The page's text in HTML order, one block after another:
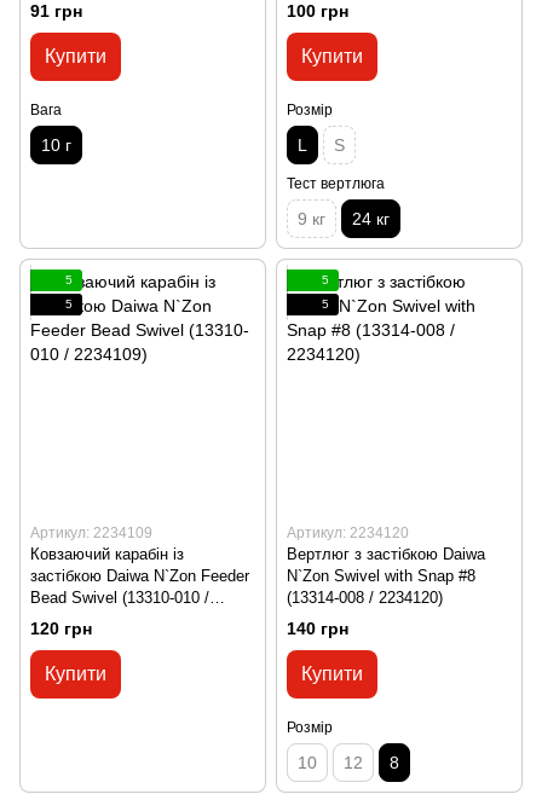
91 грн
Купити
Вага
10 г
100 грн
Купити
Розмір
L S
Тест вертлюга
9 кг 24 кг
5
5
Артикул: 2234109
Ковзаючий карабін із
застібкою Daiwa N`Zon Feeder
Bead Swivel (13310-010 /
2234109)
120 грн
Купити
5
5
Артикул: 2234120
Вертлюг з застібкою Daiwa
N`Zon Swivel with Snap #8
(13314-008 / 2234120)
140 грн
Купити
Розмір
10 12 8